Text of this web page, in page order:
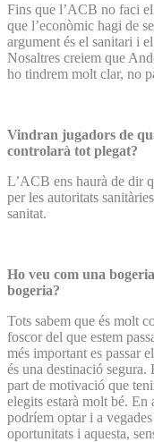
Fins que l’ACB no faci el
que l’econòmic hagi de
argument és el sanitari i
Nosaltres creiem que
ho tindrem molt clar, no
Vindran jugadors de
controlarà tot plegat?
L’ACB ens haurà de dir
per les autoritats
sanitat.
Ho veu com una
bogeria?
Tots sabem que és molt
foscor del que estem
més important es passar
és una destinació segura.
part de motivació que
elegits estarà molt bé. En
podríem optar i a
oportunitats i aquesta,